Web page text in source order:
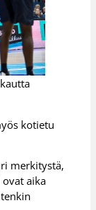
kotietu
merkitystä,
aika